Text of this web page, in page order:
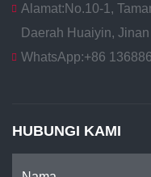
Alamat:No.10-1,
Daerah Huaiyin,
WhatsApp:+86
HUBUNGI KAMI